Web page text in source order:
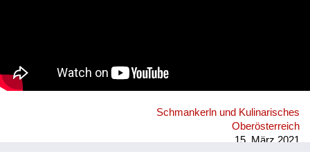
Schmankerln und Kulinarisches
Oberösterreich
15. März 2021